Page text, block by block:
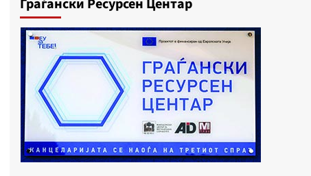
Граѓански Ресурсен Центар